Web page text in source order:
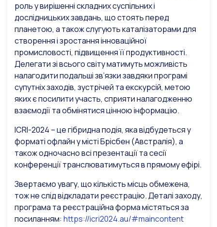
роль у вирішенні складних суспільних і
дослідницьких завдань, що стоять перед
планетою, а також слугують каталізаторами для
створення і зростання інноваційної
промисловості, підвищення її продуктивності.
Делегати зі всього світу матимуть можливість
налагодити подальші зв’язки завдяки програмі
супутніх заходів, зустрічей та екскурсій, метою
яких є посилити участь, сприяти налагодженню
взаємодії та обмінятися цінною інформацію.
ICRI-2024 – це гібридна подія, яка відбудеться у
форматі офлайн у місті Брісбен (Австралія), а
також одночасно всі презентації та сесії
конференції транслюватимуться в прямому ефірі.
Звертаємо увагу, що кількість місць обмежена,
тож не слід відкладати реєстрацію. Деталі заходу,
програма та реєстраційна форма містяться за
посиланням: https://icri2024.au/#maincontent